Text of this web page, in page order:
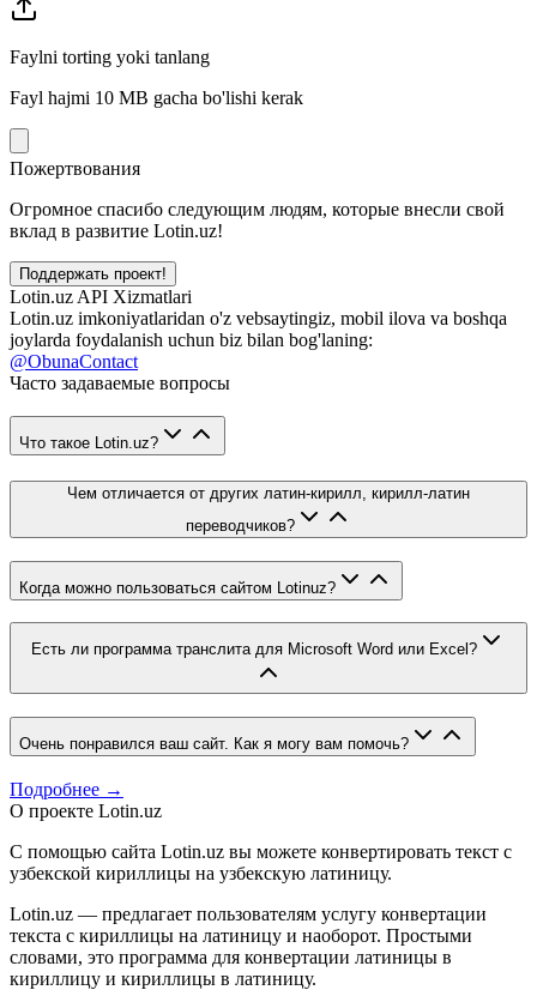
Faylni torting yoki tanlang
Fayl hajmi 10 MB gacha bo'lishi kerak
Пожертвования
Огромное спасибо следующим людям, которые внесли свой
вклад в развитие Lotin.uz!
Поддержать проект!
Lotin.uz API Xizmatlari
Lotin.uz imkoniyatlaridan o'z vebsaytingiz, mobil ilova va boshqa
joylarda foydalanish uchun biz bilan bog'laning:
@ObunaContact
Часто задаваемые вопросы
Что такое Lotin.uz?
Чем отличается от других латин-кирилл, кирилл-латин
переводчиков?
Когда можно пользоваться сайтом Lotinuz?
Есть ли программа транслита для Microsoft Word или Excel?
Очень понравился ваш сайт. Как я могу вам помочь?
Подробнее →
О проекте Lotin.uz
С помощью сайта Lotin.uz вы можете конвертировать текст с
узбекской кириллицы на узбекскую латиницу.
Lotin.uz — предлагает пользователям услугу конвертации
текста с кириллицы на латиницу и наоборот. Простыми
словами, это программа для конвертации латиницы в
кириллицу и кириллицы в латиницу.